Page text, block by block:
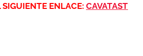
ENLACE: CAVATAST